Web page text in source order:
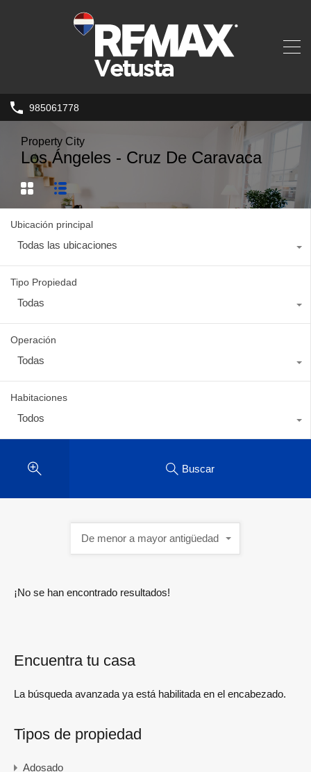
985061778
Property City
Los Ángeles - Cruz De Caravaca
Ubicación principal
Todas las ubicaciones
Tipo Propiedad
Todas
Operación
Todas
Habitaciones
Todos
Buscar
De menor a mayor antigüedad
¡No se han encontrado resultados!
Encuentra tu casa
La búsqueda avanzada ya está habilitada en el encabezado.
Tipos de propiedad
Adosado